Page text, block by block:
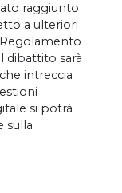
raggiunto
a ulteriori
dibattito sarà
intreccia
si potrà
sulla